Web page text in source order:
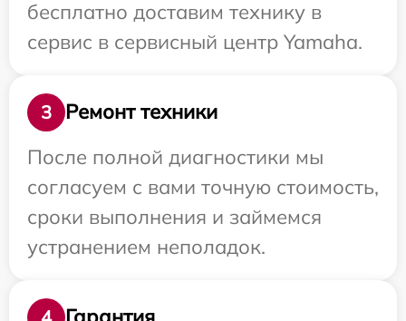
бесплатно доставим технику в
сервис в сервисный центр Yamaha.
3
Ремонт техники
После полной диагностики мы
согласуем с вами точную стоимость,
сроки выполнения и займемся
устранением неполадок.